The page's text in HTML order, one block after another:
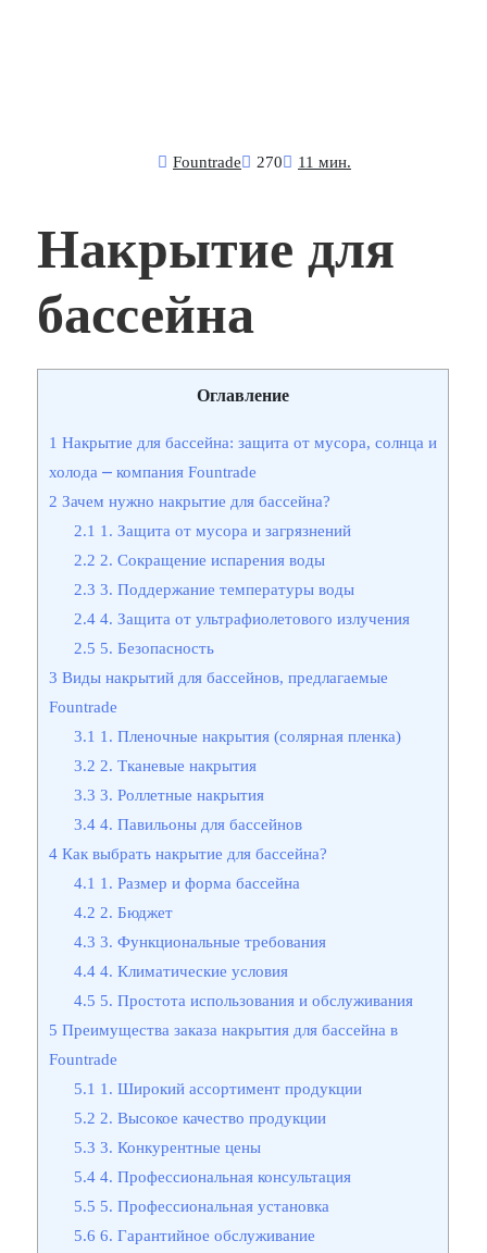
Fоuntrade 270 11 мин.
Накрытие для
бассейна
Оглавление
1 Накрытие для бассейна: защита от мусора, солнца и
холода ⎼ компания Fountrade
2 Зачем нужно накрытие для бассейна?
2.1 1. Защита от мусора и загрязнений
2.2 2. Сокращение испарения воды
2.3 3. Поддержание температуры воды
2.4 4. Защита от ультрафиолетового излучения
2.5 5. Безопасность
3 Виды накрытий для бассейнов, предлагаемые
Fountrade
3.1 1. Пленочные накрытия (солярная пленка)
3.2 2. Тканевые накрытия
3.3 3. Роллетные накрытия
3.4 4. Павильоны для бассейнов
4 Как выбрать накрытие для бассейна?
4.1 1. Размер и форма бассейна
4.2 2. Бюджет
4.3 3. Функциональные требования
4.4 4. Климатические условия
4.5 5. Простота использования и обслуживания
5 Преимущества заказа накрытия для бассейна в
Fountrade
5.1 1. Широкий ассортимент продукции
5.2 2. Высокое качество продукции
5.3 3. Конкурентные цены
5.4 4. Профессиональная консультация
5.5 5. Профессиональная установка
5.6 6. Гарантийное обслуживание